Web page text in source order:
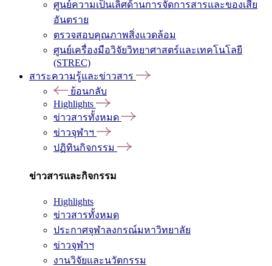
ศูนย์ความเป็นเลิศด้านการจัดการสารและของเสีย
อันตราย
ตรวจสอบคุณภาพสิ่งแวดล้อม
ศูนย์เครื่องมือวิจัยวิทยาศาสตร์และเทคโนโลยี
(STREC)
สาระความรู้และข่าวสาร
ย้อนกลับ
Highlights
ข่าวสารทั้งหมด
ข่าวจุฬาฯ
ปฏิทินกิจกรรม
ข่าวสารและกิจกรรม
Highlights
ข่าวสารทั้งหมด
ประกาศจุฬาลงกรณ์มหาวิทยาลัย
ข่าวจุฬาฯ
งานวิจัยและนวัตกรรม